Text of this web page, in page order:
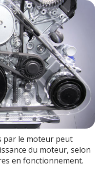
par le moteur peut
du moteur, selon
en fonctionnement.